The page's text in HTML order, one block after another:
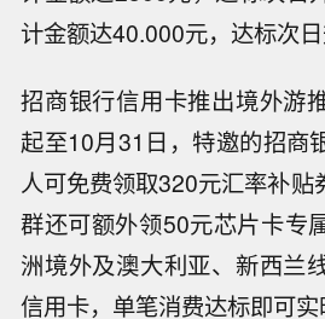
计金额达40.000元，达标次日
招商银行信用卡推出境外游
起至10月31日，特邀的招商
人可免费领取320元汇率补贴
群还可额外领50元芯片卡专
洲境外及澳大利亚、新西兰
信用卡，单笔消费达标即可实